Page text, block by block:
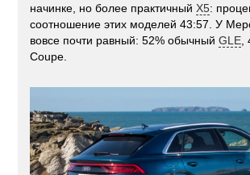
начинке, но более практичный X5:
соотношение этих моделей 43:57. У
вовсе почти равный: 52% обычныйGLE
Coupe.